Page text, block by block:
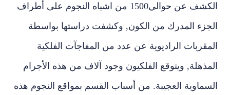
الكشف عن حوالي‏1500‏ من اشباه النجوم على أطراف
الجزء المدرك من الكون‏,‏ وكشفت دراستها بواسطة
المقربات الراديوية عن عدد من المفاجآت الفلكية
المذهلة‏,‏ ويتوقع الفلكيون وجود آلاف من هذه الأجرام
السماوية العجيبة‏.‏ من أسباب القسم بمواقع النجوم هذه